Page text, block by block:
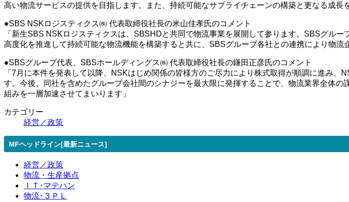
高い物流サービスの提供を目指します。また、持続可能なサプライチェーンの構築と更なる成長
●SBS NSKロジスティクス㈱ 代表取締役社長の米山佳孝氏のコメント
「新生SBS NSKロジスティクスは、SBSHDと共同で物流事業を展開して参ります。SBSグル
高度化を推進して持続可能な物流機能を構築すると共に、SBSグループ各社との連携により物流
●SBSグループ代表、SBSホールディングス㈱ 代表取締役社長の鎌田正彦氏のコメント
「7月に本件を発表して以降、NSKはじめ関係の皆様方のご尽力により株式取得が順調に進み
す。今後、同社を含めたグループ会社間のシナジーを最大限に発揮することで、物流業界全体
組みを一層加速させてまいります」
カテゴリー
経営／政策
MFヘッドライン[最新ニュース]
経営／政策
物流・生産拠点
ＩＴ･マテハン
物流･３ＰＬ